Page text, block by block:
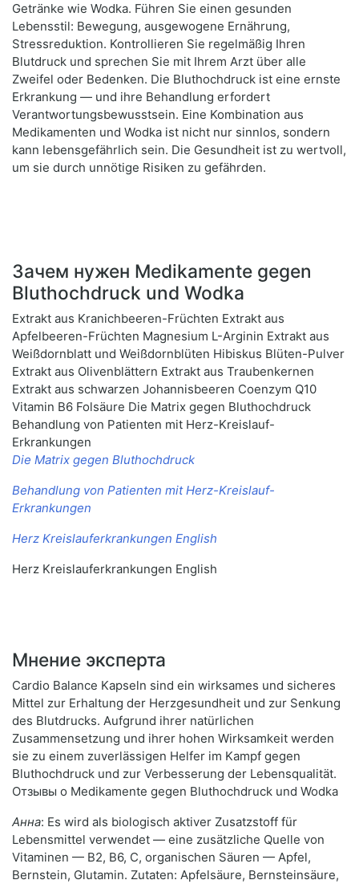
Getränke wie Wodka. Führen Sie einen gesunden
Lebensstil: Bewegung, ausgewogene Ernährung,
Stressreduktion. Kontrollieren Sie regelmäßig Ihren
Blutdruck und sprechen Sie mit Ihrem Arzt über alle
Zweifel oder Bedenken. Die Bluthochdruck ist eine ernste
Erkrankung — und ihre Behandlung erfordert
Verantwortungsbewusstsein. Eine Kombination aus
Medikamenten und Wodka ist nicht nur sinnlos, sondern
kann lebensgefährlich sein. Die Gesundheit ist zu wertvoll,
um sie durch unnötige Risiken zu gefährden.
Зачем нужен Medikamente gegen
Bluthochdruck und Wodka
Extrakt aus Kranichbeeren-Früchten Extrakt aus
Apfelbeeren-Früchten Magnesium L-Arginin Extrakt aus
Weißdornblatt und Weißdornblüten Hibiskus Blüten-Pulver
Extrakt aus Olivenblättern Extrakt aus Traubenkernen
Extrakt aus schwarzen Johannisbeeren Coenzym Q10
Vitamin B6 Folsäure Die Matrix gegen Bluthochdruck
Behandlung von Patienten mit Herz-Kreislauf-
Erkrankungen
Die Matrix gegen Bluthochdruck
Behandlung von Patienten mit Herz-Kreislauf-
Erkrankungen
Herz Kreislauferkrankungen English
Herz Kreislauferkrankungen English
Мнение эксперта
Cardio Balance Kapseln sind ein wirksames und sicheres
Mittel zur Erhaltung der Herzgesundheit und zur Senkung
des Blutdrucks. Aufgrund ihrer natürlichen
Zusammensetzung und ihrer hohen Wirksamkeit werden
sie zu einem zuverlässigen Helfer im Kampf gegen
Bluthochdruck und zur Verbesserung der Lebensqualität.
Отзывы о Medikamente gegen Bluthochdruck und Wodka
Анна: Es wird als biologisch aktiver Zusatzstoff für
Lebensmittel verwendet — eine zusätzliche Quelle von
Vitaminen — B2, B6, C, organischen Säuren — Apfel,
Bernstein, Glutamin. Zutaten: Apfelsäure, Bernsteinsäure,